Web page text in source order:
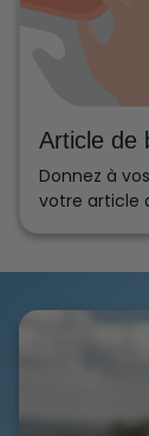
produit
l'économie
Article de
Donnez à
votre article